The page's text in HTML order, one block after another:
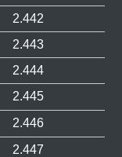
2.442
2.443
2.444
2.445
2.446
2.447